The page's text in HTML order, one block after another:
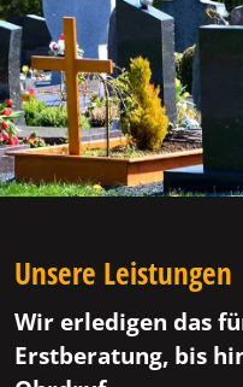
Unsere Leistungen
Wir erledigen das
Erstberatung, bis